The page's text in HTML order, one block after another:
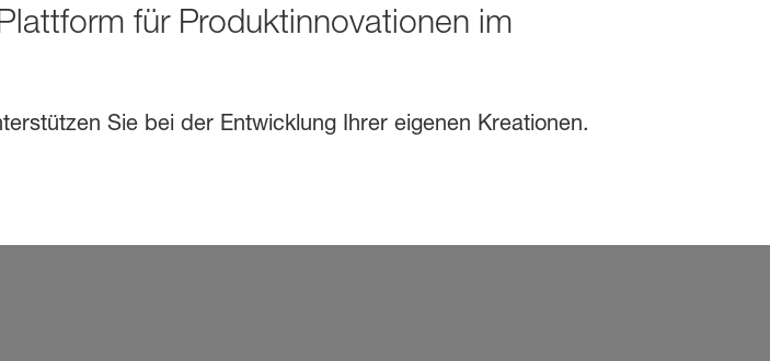
für Produktinnovationen im
Sie bei der Entwicklung Ihrer eigenen Kreationen.